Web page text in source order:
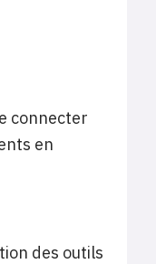
connecter
en
des outils